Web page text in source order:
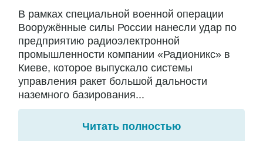
В рамках специальной военной операции
Вооружённые силы России нанесли удар по
предприятию радиоэлектронной
промышленности компании «Радионикс» в
Киеве, которое выпускало системы
управления ракет большой дальности
наземного базирования...
Читать полностью